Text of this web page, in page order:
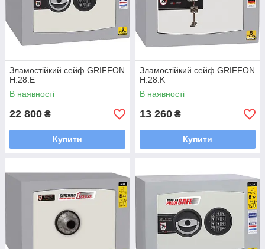
Зламостійкий сейф GRIFFON
H.28.E
В наявності
22 800 ₴
Купити
Зламостійкий сейф GRIFFON
H.28.K
В наявності
13 260 ₴
Купити